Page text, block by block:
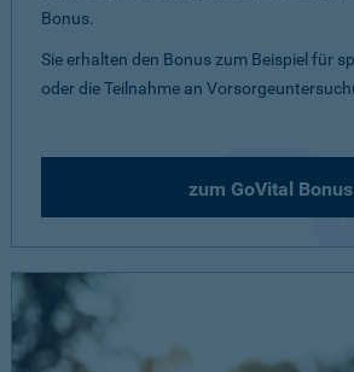
Bonus.
Sie erhalten den Bonus zum Beispiel für
oder die Teilnahme an
zum GoVital Bonus